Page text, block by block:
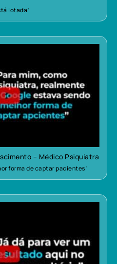
lotada”
– Médico Psiquiatra
forma de captar pacientes”